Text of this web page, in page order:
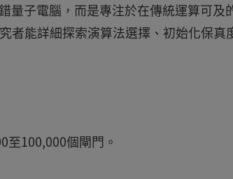
量子電腦，而是專注於在傳統運算可及
者能詳細探索演算法選擇、初始化保真
100,000個閘門。